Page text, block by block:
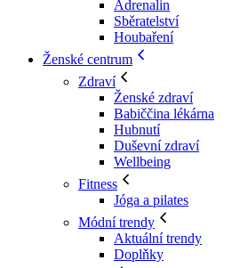
Adrenalin
Sběratelství
Houbaření
Ženské centrum
Zdraví
Ženské zdraví
Babiččina lékárna
Hubnutí
Duševní zdraví
Wellbeing
Fitness
Jóga a pilates
Módní trendy
Aktuální trendy
Doplňky